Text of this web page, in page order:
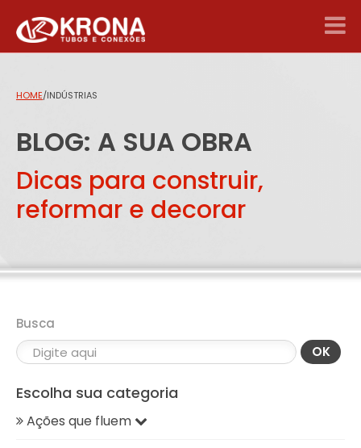
HOME/INDÚSTRIAS
BLOG: A SUA OBRA
Dicas para construir,
reformar e decorar
Busca
OK
Escolha sua categoria
Ações que fluem